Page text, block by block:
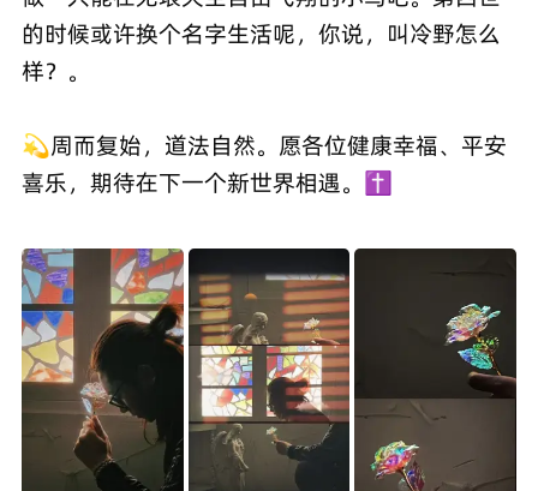
的时候或许换个名字生活呢，你说，叫冷野怎么
样？。
💫周而复始，道法自然。愿各位健康幸福、平安
喜乐，期待在下一个新世界相遇。✝️